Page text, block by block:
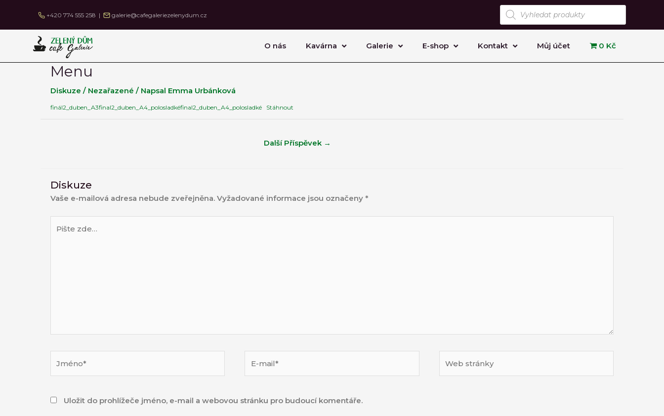
obsah
+420 774 555 258 | galerie@cafegaleriezelenydum.cz
Products
search
O nás Kavárna Galerie E-shop Kontakt Můj účet 0 Kč
Menu
Diskuze / Nezařazené / Napsal Emma Urbánková
finál2_duben_A3final2_duben_A4_polosladkéfinal2_duben_A4_polosladké Stáhnout
Další Příspěvek →
Diskuze
Vaše e-mailová adresa nebude zveřejněna. Vyžadované informace jsou označeny *
Uložit do prohlížeče jméno, e-mail a webovou stránku pro budoucí komentáře.